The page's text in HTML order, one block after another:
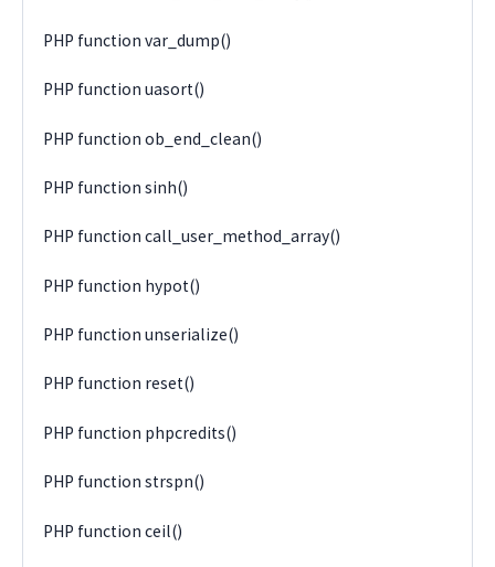
PHP function var_dump()
PHP function uasort()
PHP function ob_end_clean()
PHP function sinh()
PHP function call_user_method_array()
PHP function hypot()
PHP function unserialize()
PHP function reset()
PHP function phpcredits()
PHP function strspn()
PHP function ceil()